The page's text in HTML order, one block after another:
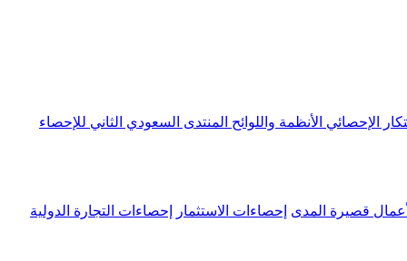
الإحصائي الأنظمة واللوائح المنتدى السعودي الثاني للإحصاء
قصيرة المدى إحصاءات الاستثمار إحصاءات التجارة الدولية